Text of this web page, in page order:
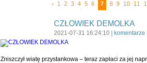
‹ 1 2 3 4 5 6 7 8 9 10 11
CZŁOWIEK DEMOLKA
2021-07-31 16:24:10 | komentarze
Zniszczył wiatę przystankowa – teraz zapłaci za jej